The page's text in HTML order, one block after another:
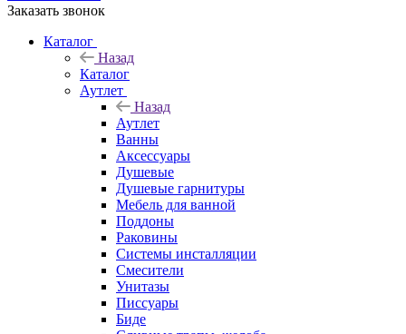
Заказать звонок
Каталог
Назад
Каталог
Аутлет
Назад
Аутлет
Ванны
Аксессуары
Душевые
Душевые гарнитуры
Мебель для ванной
Поддоны
Раковины
Системы инсталляции
Смесители
Унитазы
Писсуары
Биде